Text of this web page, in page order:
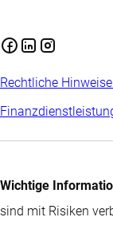
Rechtliche Hinweise
Wichtige
sind mit Risiken